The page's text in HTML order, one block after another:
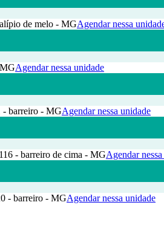
de melo - MGAgendar nessa
Agendar nessa unidade
- barreiro - MGAgendar nessa unidade
- barreiro de cima - MGAgendar
- barreiro - MGAgendar nessa unidade